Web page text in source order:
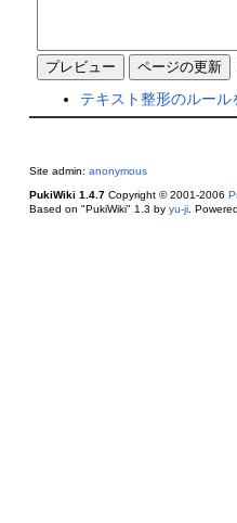
テキスト整形のルール
Site admin: anonymous
PukiWiki 1.4.7Copyright © 2001-2006
Based on "PukiWiki" 1.3 by yu-ji.